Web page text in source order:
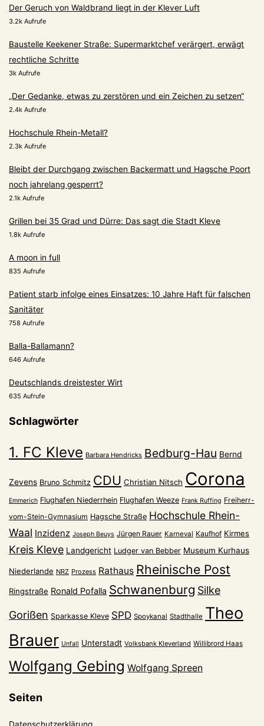
Der Geruch von Waldbrand liegt in der Klever Luft
3.2k Aufrufe
Baustelle Keekener Straße: Supermarktchef verärgert, erwägt
rechtliche Schritte
3k Aufrufe
„Der Gedanke, etwas zu zerstören und ein Zeichen zu setzen“
2.4k Aufrufe
Hochschule Rhein-Metall?
2.3k Aufrufe
Bleibt der Durchgang zwischen Backermatt und Hagsche Poort
noch jahrelang gesperrt?
2.1k Aufrufe
Grillen bei 35 Grad und Dürre: Das sagt die Stadt Kleve
1.8k Aufrufe
A moon in full
835 Aufrufe
Patient starb infolge eines Einsatzes: 10 Jahre Haft für falschen
Sanitäter
758 Aufrufe
Balla-Ballamann?
646 Aufrufe
Deutschlands dreistester Wirt
635 Aufrufe
Schlagwörter
1. FC Kleve Barbara Hendricks Bedburg-Hau Bernd
Zevens Bruno Schmitz CDU Christian Nitsch Corona
Emmerich Flughafen Niederrhein Flughafen Weeze Frank Ruffing Freiherr-
vom-Stein-Gymnasium Hagsche Straße Hochschule Rhein-
Waal Inzidenz Joseph Beuys Jürgen Rauer Karneval Kaufhof Kirmes
Kreis Kleve Landgericht Ludger van Bebber Museum Kurhaus
Niederlande NRZ Prozess Rathaus Rheinische Post
Ringstraße Ronald Pofalla Schwanenburg Silke
Gorißen Sparkasse Kleve SPD Spoykanal Stadthalle Theo
Brauer Unfall Unterstadt Volksbank Kleverland Willibrord Haas
Wolfgang Gebing Wolfgang Spreen
Seiten